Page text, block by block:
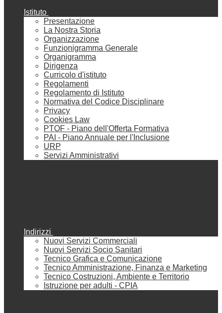
Istituto
Presentazione
La Nostra Storia
Organizzazione
Funzionigramma Generale
Organigramma
Dirigenza
Curricolo d'istituto
Regolamenti
Regolamento di Istituto
Normativa del Codice Disciplinare
Privacy
Cookies Law
PTOF - Piano dell'Offerta Formativa
PAI - Piano Annuale per l'Inclusione
URP
Servizi Amministrativi
Indirizzi
Nuovi Servizi Commerciali
Nuovi Servizi Socio Sanitari
Tecnico Grafica e Comunicazione
Tecnico Amministrazione, Finanza e Marketing
Tecnico Costruzioni, Ambiente e Territorio
Istruzione per adulti - CPIA